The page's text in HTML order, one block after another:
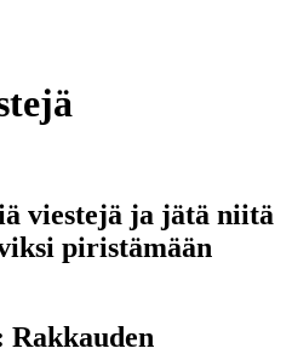
viestejä ja jätä niitä
piristämään
Rakkauden